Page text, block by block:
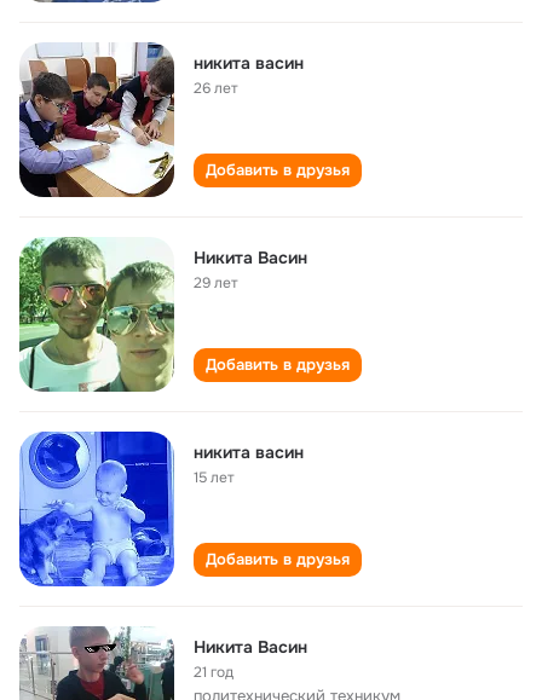
никита васин
26 лет
Добавить в друзья
Никита Васин
29 лет
Добавить в друзья
никита васин
15 лет
Добавить в друзья
Никита Васин
21 год
политехнический техникум